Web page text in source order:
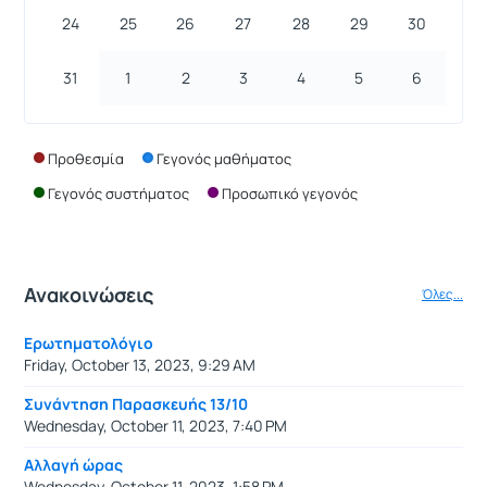
24 25 26 27 28 29 30
31 1 2 3 4 5 6
Προθεσμία
Γεγονός μαθήματος
Γεγονός συστήματος
Προσωπικό γεγονός
Ανακοινώσεις Όλες...
Ερωτηματολόγιο
Friday, October 13, 2023, 9:29 AM
Συνάντηση Παρασκευής 13/10
Wednesday, October 11, 2023, 7:40 PM
Αλλαγή ώρας